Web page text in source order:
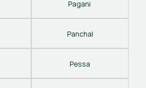
Pagani
Panchal
Pessa